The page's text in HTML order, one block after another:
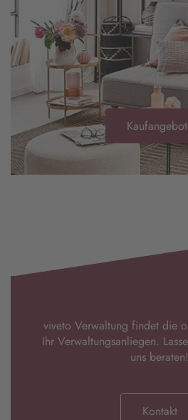
viveto Verwaltung findet die
Ihr Verwaltungsanliegen.
uns beraten!
Kontakt